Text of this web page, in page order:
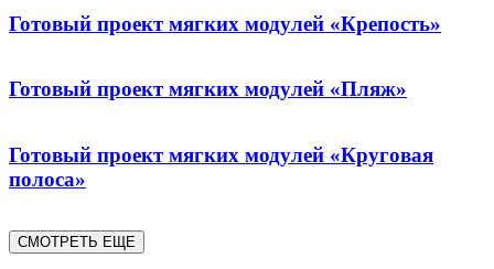
Готовый проект мягких модулей «Крепость»
Готовый проект мягких модулей «Пляж»
Готовый проект мягких модулей «Круговая
полоса»
СМОТРЕТЬ ЕЩЕ